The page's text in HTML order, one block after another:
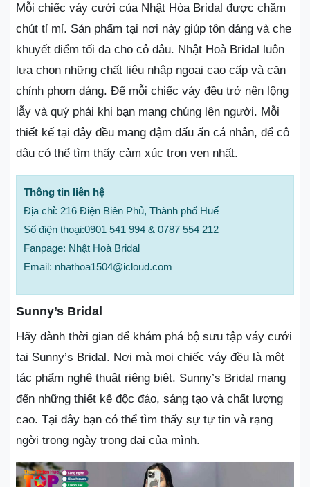
Mỗi chiếc váy cưới của Nhật Hòa Bridal được chăm
chút tỉ mỉ. Sản phẩm tại nơi này giúp tôn dáng và che
khuyết điểm tối đa cho cô dâu. Nhật Hoà Bridal luôn
lựa chọn những chất liệu nhập ngoại cao cấp và căn
chỉnh phom dáng. Để mỗi chiếc váy đều trở nên lộng
lẫy và quý phái khi bạn mang chúng lên người. Mỗi
thiết kế tại đây đều mang đậm dấu ấn cá nhân, để cô
dâu có thể tìm thấy cảm xúc trọn vẹn nhất.
Thông tin liên hệ
Địa chỉ: 216 Điện Biên Phủ, Thành phố Huế
Số điện thoại:0901 541 994 & 0787 554 212
Fanpage: Nhật Hoà Bridal
Email: nhathoa1504@icloud.com
Sunny’s Bridal
Hãy dành thời gian để khám phá bộ sưu tập váy cưới
tại Sunny’s Bridal. Nơi mà mọi chiếc váy đều là một
tác phẩm nghệ thuật riêng biệt. Sunny’s Bridal mang
đến những thiết kế độc đáo, sáng tạo và chất lượng
cao. Tại đây bạn có thể tìm thấy sự tự tin và rạng
ngời trong ngày trọng đại của mình.